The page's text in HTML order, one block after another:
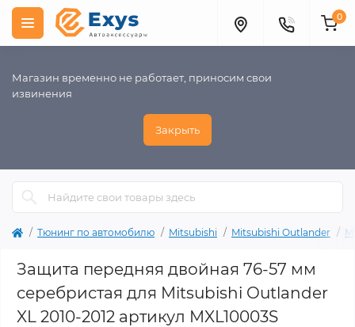
Магазин временно не работает, приносим свои
извинения
Закрыть
0
Тюнинг по автомобилю Mitsubishi Mitsubishi Outlander
Защита передняя двойная 76-57 мм
серебристая для Mitsubishi Outlander
XL 2010-2012 артикул MXL10003S